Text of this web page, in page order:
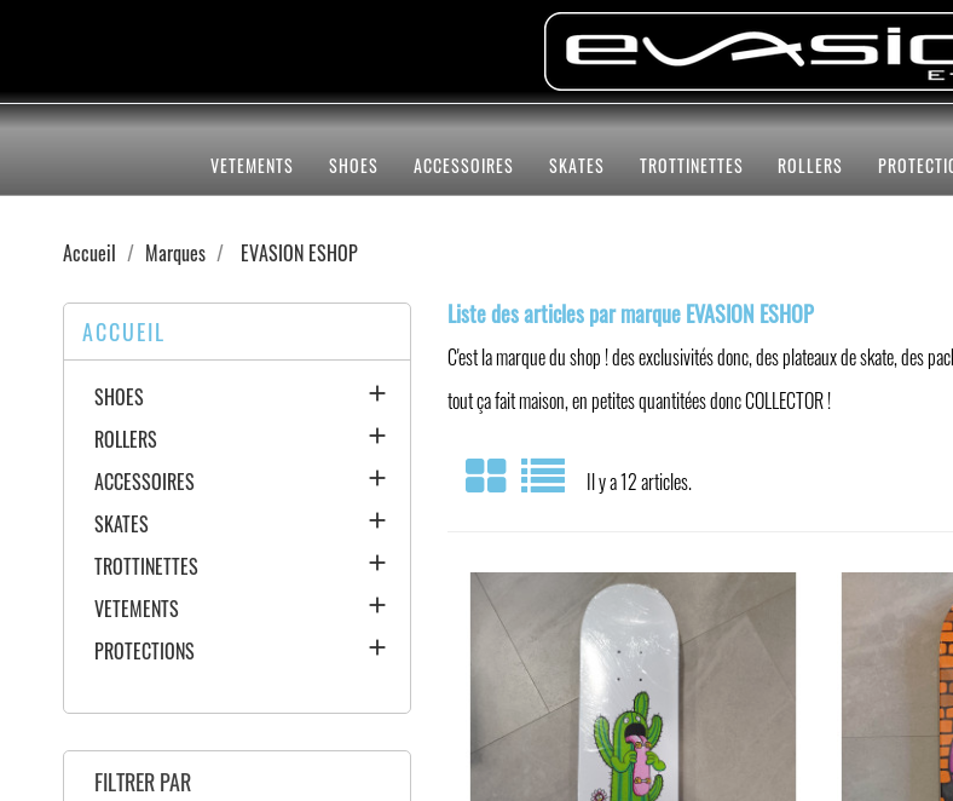
VETEMENTS SHOES ACCESSOIRES SKATES TROTTINETTES ROLLERS
Accueil Marques EVASION ESHOP
ACCUEIL
SHOES 
ROLLERS 
ACCESSOIRES 
SKATES 
TROTTINETTES 
VETEMENTS 
PROTECTIONS 
FILTRER PAR
Liste des articles par marque EVASION ESHOP
C'est la marque du shop ! des exclusivités donc, des plateaux de skate, des
tout ça fait maison, en petites quantitées donc COLLECTOR !
Il y a 12 articles.